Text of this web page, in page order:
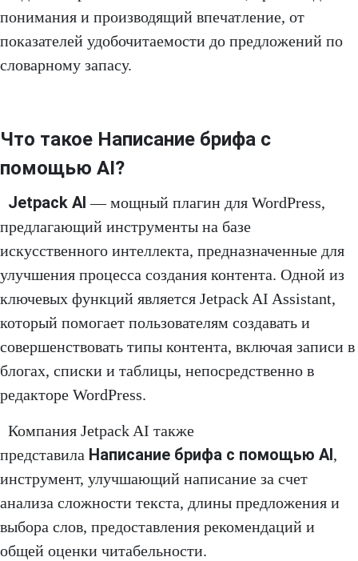
понимания и производящий впечатление, от
показателей удобочитаемости до предложений по
словарному запасу.
Что такое Написание брифа с
помощью AI?
Jetpack AI — мощный плагин для WordPress,
предлагающий инструменты на базе
искусственного интеллекта, предназначенные для
улучшения процесса создания контента. Одной из
ключевых функций является Jetpack AI Assistant,
который помогает пользователям создавать и
совершенствовать типы контента, включая записи в
блогах, списки и таблицы, непосредственно в
редакторе WordPress.
Компания Jetpack AI также
представила Написание брифа с помощью AI,
инструмент, улучшающий написание за счет
анализа сложности текста, длины предложения и
выбора слов, предоставления рекомендаций и
общей оценки читабельности.